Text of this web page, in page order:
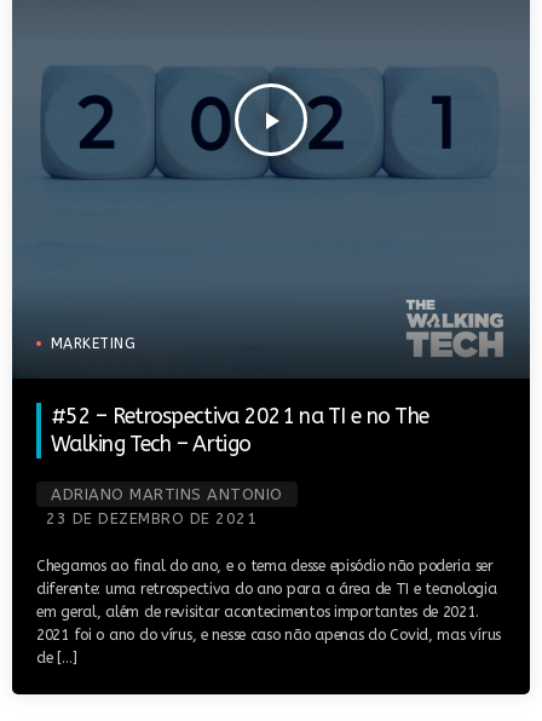
play_arrow
MARKETING
#52 – Retrospectiva 2021 na TI e no The
Walking Tech – Artigo
ADRIANO MARTINS ANTONIO
23 DE DEZEMBRO DE 2021
Chegamos ao final do ano, e o tema desse episódio não poderia ser
diferente: uma retrospectiva do ano para a área de TI e tecnologia
em geral, além de revisitar acontecimentos importantes de 2021.
2021 foi o ano do vírus, e nesse caso não apenas do Covid, mas vírus
de […]